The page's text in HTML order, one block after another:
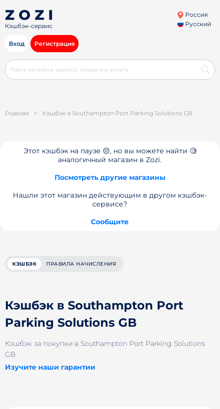
Кэшбэк-сервис
Россия
Русский
Вход Регистрация
Главная > Кэшбэк в Southampton Port Parking Solutions GB
Этот кэшбэк на паузе 😔, но вы можете найти 🧐
аналогичный магазин в Zozi.
Посмотреть другие магазины
Нашли этот магазин действующим в другом кэшбэк-
сервисе?
Сообщите
КЭШБЭК ПРАВИЛА НАЧИСЛЕНИЯ
Кэшбэк в Southampton Port
Parking Solutions GB
Кэшбэк за покупки в Southampton Port Parking Solutions
GB
Изучите наши гарантии